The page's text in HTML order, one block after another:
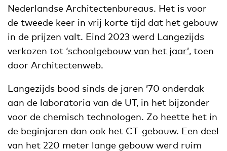
Nederlandse Architectenbureaus. Het is voor
de tweede keer in vrij korte tijd dat het gebouw
in de prijzen valt. Eind 2023 werd Langezijds
verkozen tot ‘schoolgebouw van het jaar’, toen
door Architectenweb.
Langezijds bood sinds de jaren ’70 onderdak
aan de laboratoria van de UT, in het bijzonder
voor de chemisch technologen. Zo heette het in
de beginjaren dan ook het CT-gebouw. Een deel
van het 220 meter lange gebouw werd ruim